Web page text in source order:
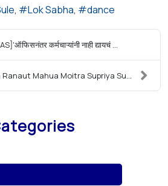
Lok Sabha dance
कर्मचाऱ्यांनी नाही द्यायचं ...
Mahua Moitra Supriya Su...